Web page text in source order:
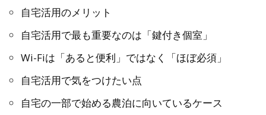
自宅活用のメリット
自宅活用で最も重要なのは「鍵付き個室」
Wi-Fiは「あると便利」ではなく「ほぼ必須」
自宅活用で気をつけたい点
自宅の一部で始める農泊に向いているケース